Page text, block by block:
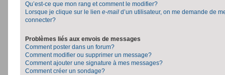
Qu’est-ce que mon rang et comment le modifier?
Lorsque je clique sur le lien e-mail d’un utilisateur, on me demande de
connecter?
Problèmes liés aux envois de messages
Comment poster dans un forum?
Comment modifier ou supprimer un message?
Comment ajouter une signature à mes messages?
Comment créer un sondage?